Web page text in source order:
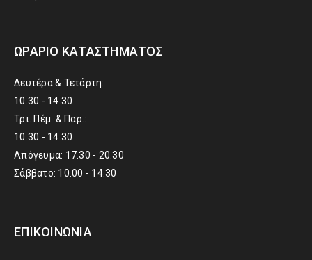
ΩΡΆΡΙΟ ΚΑΤΑΣΤΉΜΑΤΟΣ
Δευτέρα & Τετάρτη:
10.30 - 14.30
Τρι. Πέμ. & Παρ.:
10.30 - 14.30
Απόγευμα: 17.30 - 20.30
Σάββατο: 10.00 - 14.30
ΕΠΙΚΟΙΝΩΝΊΑ